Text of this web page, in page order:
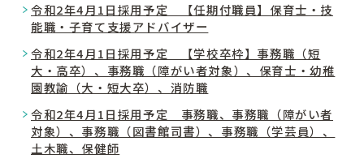
令和2年4月1日採用予定 【任期付職員】保育士・技
能職・子育て支援アドバイザー
令和2年4月1日採用予定 【学校卒枠】事務職（短
大・高卒）、事務職（障がい者対象）、保育士・幼稚
園教諭（大・短大卒）、消防職
令和2年4月1日採用予定 事務職、事務職（障がい者
対象）、事務職（図書館司書）、事務職（学芸員）、
土木職、保健師